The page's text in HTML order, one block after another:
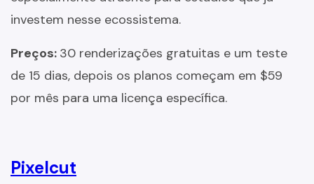
investem nesse ecossistema.
Preços: 30 renderizações gratuitas e um teste
de 15 dias, depois os planos começam em $59
por mês para uma licença específica.
Pixelcut